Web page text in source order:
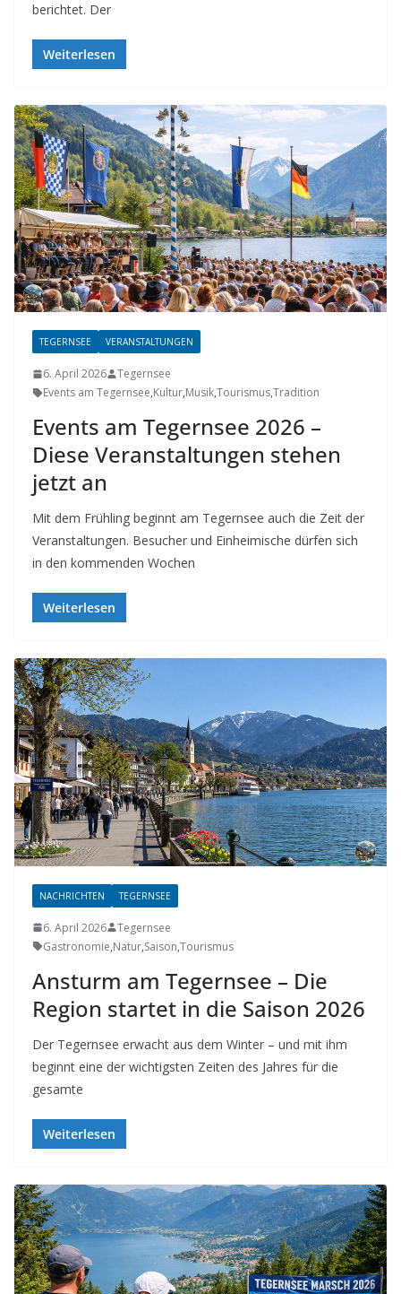
berichtet. Der
Weiterlesen
TEGERNSEE VERANSTALTUNGEN
6. April 2026
Tegernsee
Events am Tegernsee,Kultur,Musik,Tourismus,Tradition
Events am Tegernsee 2026 –
Diese Veranstaltungen stehen
jetzt an
Mit dem Frühling beginnt am Tegernsee auch die Zeit der
Veranstaltungen. Besucher und Einheimische dürfen sich
in den kommenden Wochen
Weiterlesen
NACHRICHTEN TEGERNSEE
6. April 2026
Tegernsee
Gastronomie,Natur,Saison,Tourismus
Ansturm am Tegernsee – Die
Region startet in die Saison 2026
Der Tegernsee erwacht aus dem Winter – und mit ihm
beginnt eine der wichtigsten Zeiten des Jahres für die
gesamte
Weiterlesen